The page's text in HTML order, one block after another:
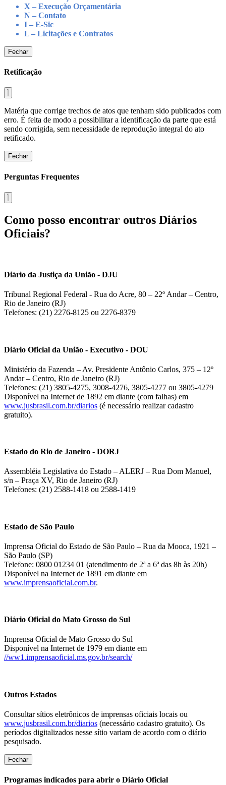
X – Execução Orçamentária
N – Contato
I – E-Sic
L – Licitações e Contratos
Fechar
Retificação
Matéria que corrige trechos de atos que tenham sido publicados com
erro. É feita de modo a possibilitar a identificação da parte que está
sendo corrigida, sem necessidade de reprodução integral do ato
retificado.
Fechar
Perguntas Frequentes
Como posso encontrar outros Diários
Oficiais?
Diário da Justiça da União - DJU
Tribunal Regional Federal - Rua do Acre, 80 – 22º Andar – Centro,
Rio de Janeiro (RJ)
Telefones: (21) 2276-8125 ou 2276-8379
Diário Oficial da União - Executivo - DOU
Ministério da Fazenda – Av. Presidente Antônio Carlos, 375 – 12º
Andar – Centro, Rio de Janeiro (RJ)
Telefones: (21) 3805-4275, 3008-4276, 3805-4277 ou 3805-4279
Disponível na Internet de 1892 em diante (com falhas) em
www.jusbrasil.com.br/diarios (é necessário realizar cadastro
gratuito).
Estado do Rio de Janeiro - DORJ
Assembléia Legislativa do Estado – ALERJ – Rua Dom Manuel,
s/n – Praça XV, Rio de Janeiro (RJ)
Telefones: (21) 2588-1418 ou 2588-1419
Estado de São Paulo
Imprensa Oficial do Estado de São Paulo – Rua da Mooca, 1921 –
São Paulo (SP)
Telefone: 0800 01234 01 (atendimento de 2ª a 6ª das 8h às 20h)
Disponível na Internet de 1891 em diante em
www.imprensaoficial.com.br.
Diário Oficial do Mato Grosso do Sul
Imprensa Oficial de Mato Grosso do Sul
Disponível na Internet de 1979 em diante em
//ww1.imprensaoficial.ms.gov.br/search/
Outros Estados
Consultar sítios eletrônicos de imprensas oficiais locais ou
www.jusbrasil.com.br/diarios (necessário cadastro gratuito). Os
períodos digitalizados nesse sítio variam de acordo com o diário
pesquisado.
Fechar
Programas indicados para abrir o Diário Oficial